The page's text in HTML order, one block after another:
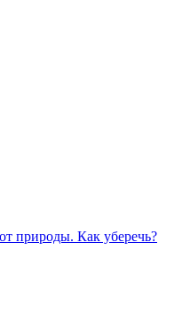
природы. Как уберечь?